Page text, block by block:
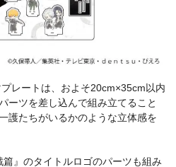
レートは、およそ20cm×35cm以内
ーツを差し込んで組み立てること
護たちがいるかのような立体感を
』のタイトルロゴのパーツも組み